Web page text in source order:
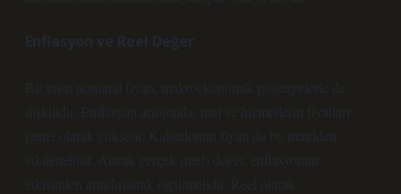
Enflasyon ve Reel Değer
Bir taşın nominal fiyatı, makroekonomik göstergelerle de
ilişkilidir. Enflasyon arttığında, mal ve hizmetlerin fiyatları
genel olarak yükselir. Kalsedonun fiyatı da bu trendden
etkilenebilir. Ancak gerçek (reel) değer, enflasyonun
etkisinden arındırılarak ölçülmelidir. Reel olarak